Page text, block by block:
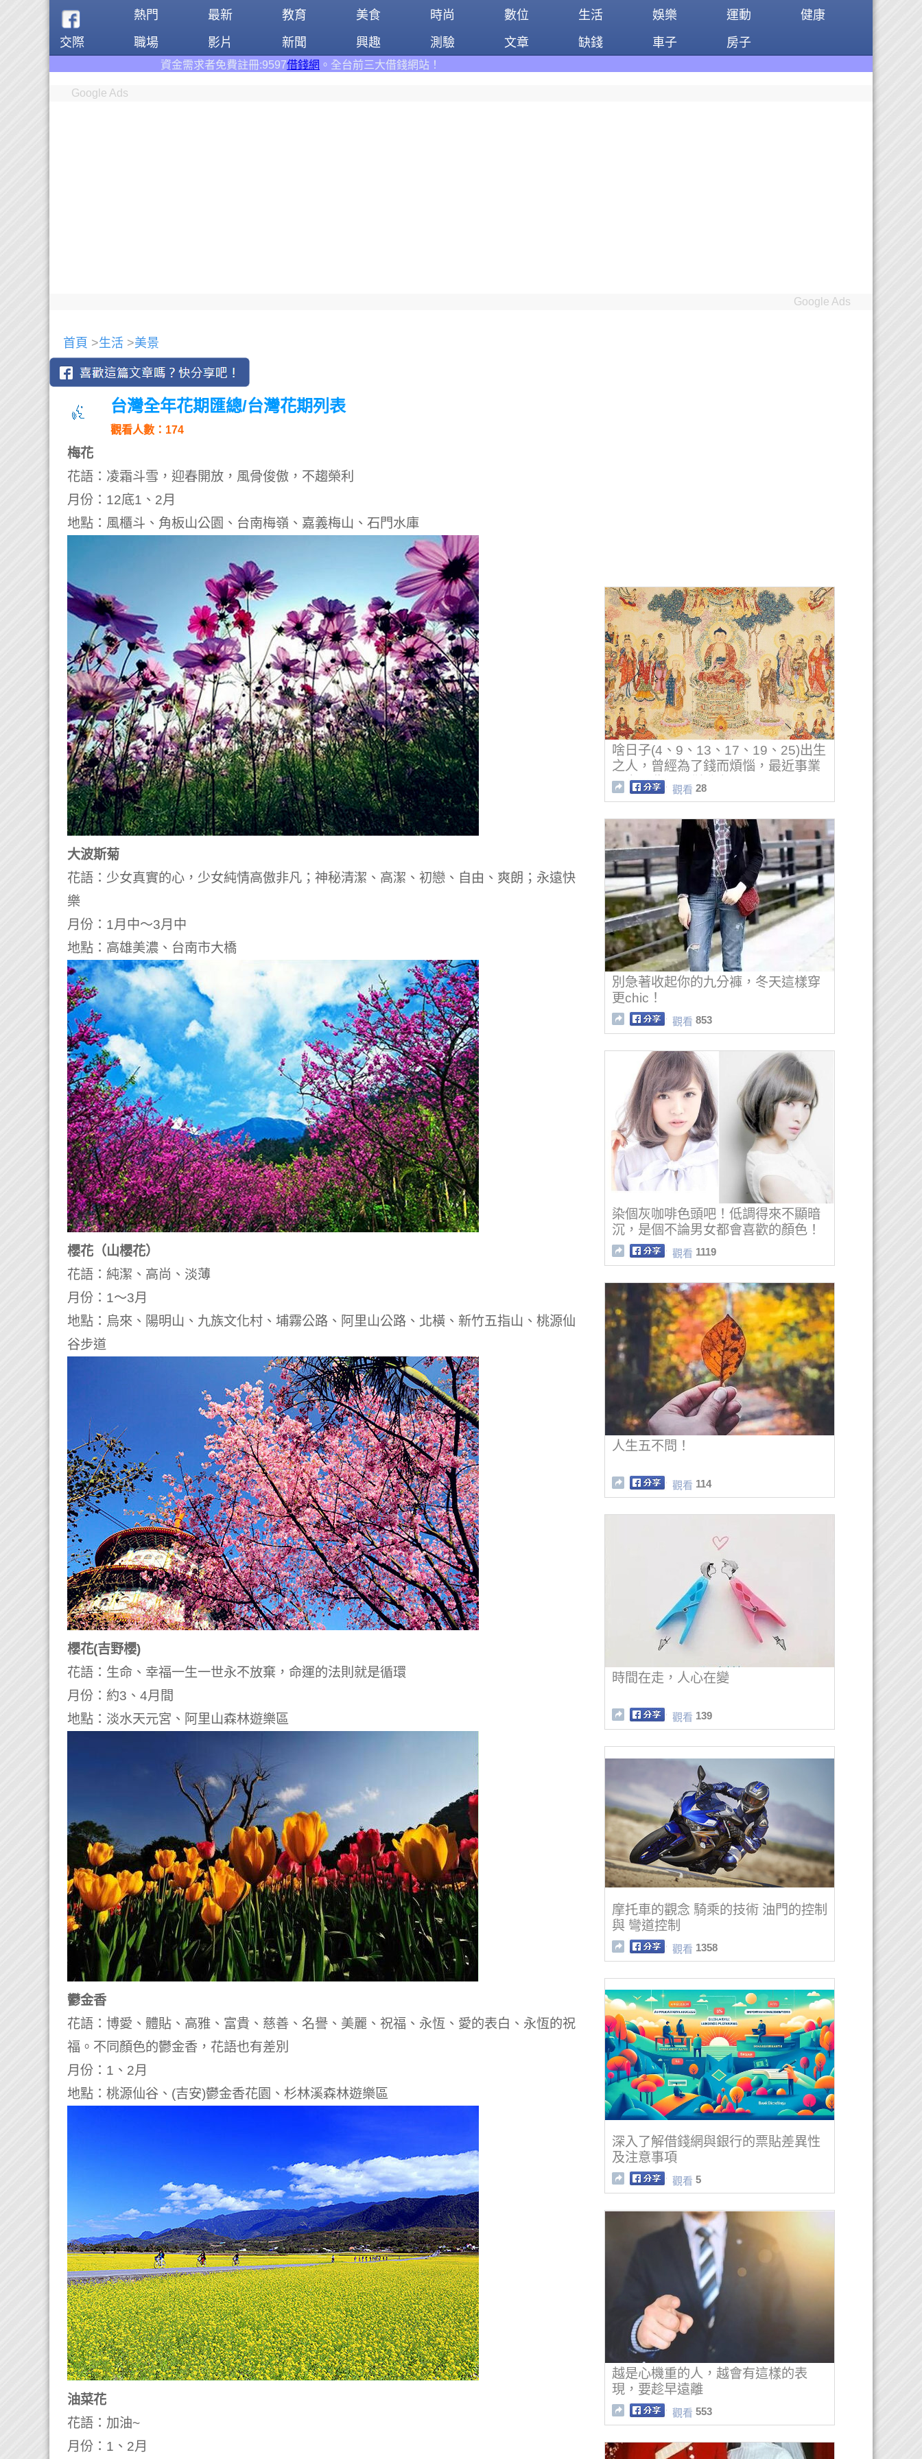
熱門 最新 教育 美食 時尚 數位 生活 娛樂 運動
健康
交際
職場 影片 新聞 興趣 測驗 文章 缺錢 車子 房子
資金需求者免費註冊:9597借錢網。全台前三大借錢網站！
Google Ads
Google Ads
首頁 >生活 >美景
台灣全年花期匯總/台灣花期列表
觀看人數：174
梅花
花語：凌霜斗雪，迎春開放，風骨俊傲，不趨榮利
月份：12底1、2月
地點：風櫃斗、角板山公園、台南梅嶺、嘉義梅山、石門水庫
大波斯菊
花語：少女真實的心，少女純情高傲非凡；神秘清潔、高潔、初戀、自由、爽朗；永遠快
樂
月份：1月中～3月中
地點：高雄美濃、台南市大橋
櫻花（山櫻花）
花語：純潔、高尚、淡薄
月份：1～3月
地點：烏來、陽明山、九族文化村、埔霧公路、阿里山公路、北橫、新竹五指山、桃源仙
谷步道
櫻花(吉野櫻)
花語：生命、幸福一生一世永不放棄，命運的法則就是循環
月份：約3、4月間
地點：淡水天元宮、阿里山森林遊樂區
鬱金香
花語：博愛、體貼、高雅、富貴、慈善、名譽、美麗、祝福、永恆、愛的表白、永恆的祝
福。不同顏色的鬱金香，花語也有差別
月份：1、2月
地點：桃源仙谷、(吉安)鬱金香花園、杉林溪森林遊樂區
油菜花
花語：加油~
月份：1、2月
啥日子(4、9、13、17、19、25)出生
之人，曾經為了錢而煩惱，最近事業
回春，收入不斷升高
觀看 28
別急著收起你的九分褲，冬天這樣穿
更chic！
觀看 853
染個灰咖啡色頭吧！低調得來不顯暗
沉，是個不論男女都會喜歡的顏色！
❤
觀看 1119
人生五不問！
觀看 114
時間在走，人心在變
觀看 139
摩托車的觀念 騎乘的技術 油門的控制
與 彎道控制
觀看 1358
深入了解借錢網與銀行的票貼差異性
及注意事項
觀看 5
越是心機重的人，越會有這樣的表
現，要趁早遠離
觀看 553